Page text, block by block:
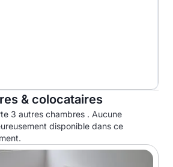
& colocataires
3 autres chambres . Aucune
disponible dans ce